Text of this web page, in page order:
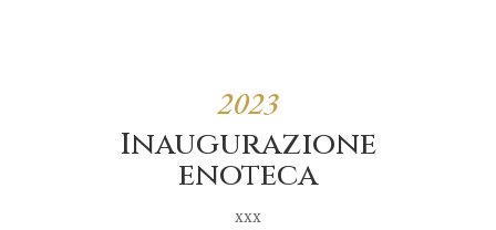
2023
Inaugurazione
enoteca
xxx